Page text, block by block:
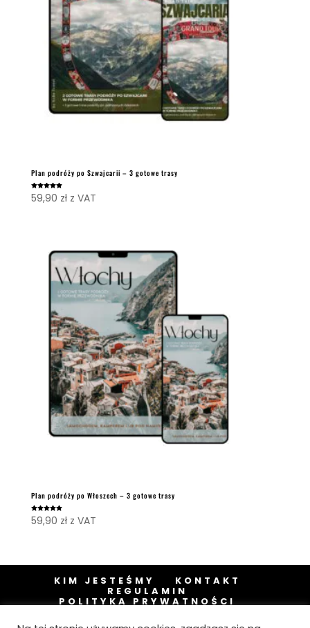
Plan podróży po Szwajcarii – 3 gotowe trasy
Oceniono
5.00
na 5
59,90 zł z VAT
Plan podróży po Włoszech – 3 gotowe trasy
Oceniono
5.00
59,90 zł z VAT
KIM JESTEŚMY KONTAKT
REGULAMIN
POLITYKA PRYWATNOŚCI